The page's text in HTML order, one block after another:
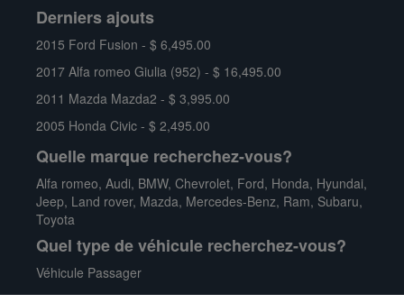
Derniers ajouts
2015 Ford Fusion - $ 6,495.00
2017 Alfa romeo Giulia (952) - $ 16,495.00
2011 Mazda Mazda2 - $ 3,995.00
2005 Honda Civic - $ 2,495.00
Quelle marque recherchez-vous?
Alfa romeo, Audi, BMW, Chevrolet, Ford, Honda, Hyundai,
Jeep, Land rover, Mazda, Mercedes-Benz, Ram, Subaru,
Toyota
Quel type de véhicule recherchez-vous?
Véhicule Passager